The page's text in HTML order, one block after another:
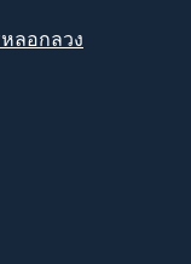
ลอกลวง
)งใหม่)